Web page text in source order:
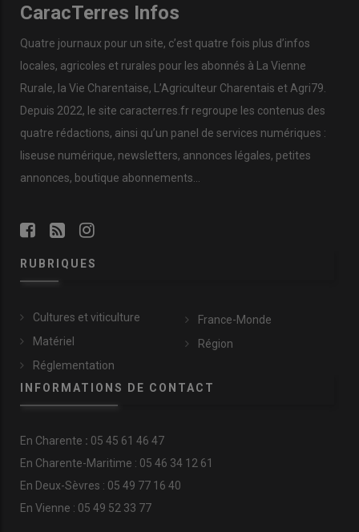
CaracTerres Infos
Quatre journaux pour un site, c’est quatre fois plus d’infos
locales, agricoles et rurales pour les abonnés à La Vienne
Rurale, la Vie Charentaise, L’Agriculteur Charentais et Agri79.
Depuis 2022, le site caracterres.fr regroupe les contenus des
quatre rédactions, ainsi qu’un panel de services numériques :
liseuse numérique, newsletters, annonces légales, petites
annonces, boutique abonnements…
RUBRIQUES
Cultures et viticulture
Matériel
Réglementation
France-Monde
Région
INFORMATIONS DE CONTACT
En Charente : 05 45 61 46 47
En Charente-Maritime : 05 46 34 12 61
En Deux-Sèvres : 05 49 77 16 40
En Vienne : 05 49 52 33 77